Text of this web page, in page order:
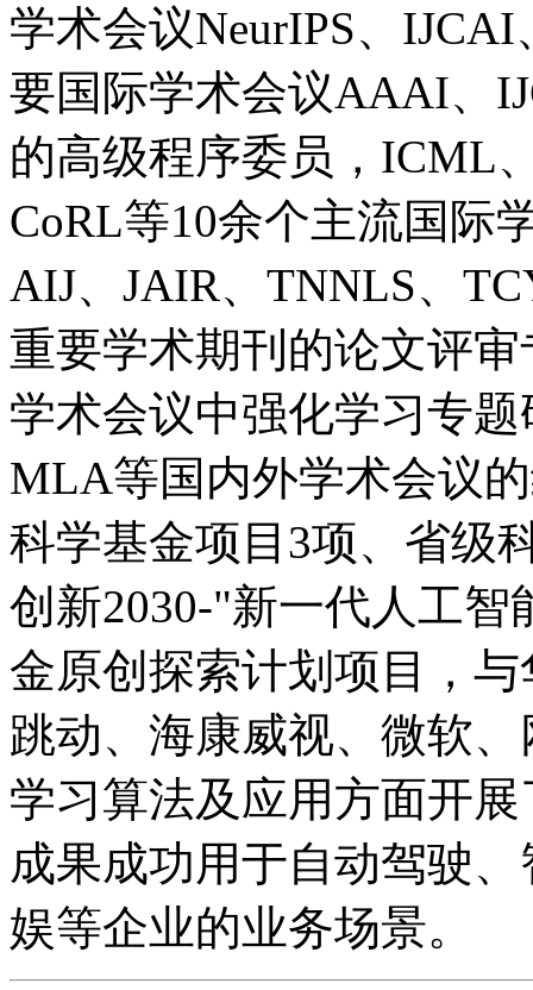
学术会议NeurIPS、
要国际学术会议AAAI、
的高级程序委员，ICML
CoRL等10余个主流国际
AIJ、JAIR、TNNLS、
重要学术期刊的论文评
学术会议中强化学习专
MLA等国内外学术会议
科学基金项目3项、省级
创新2030-"新一代人工
金原创探索计划项目，
跳动、海康威视、微软
学习算法及应用方面开
成果成功用于自动驾驶
娱等企业的业务场景。